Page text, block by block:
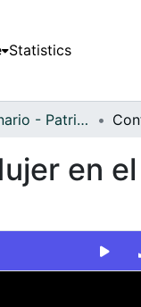
Statistics
FFDO - Escenario - Patrimonial
en